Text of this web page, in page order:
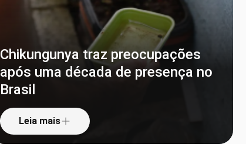
Chikungunya traz preocupações
após uma década de presença no
Brasil
Leia mais